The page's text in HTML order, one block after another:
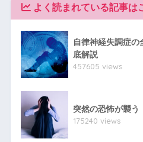
よく読まれている記事は
自律神経失調症
底解説
457605 views
突然の恐怖が襲う
175240 views